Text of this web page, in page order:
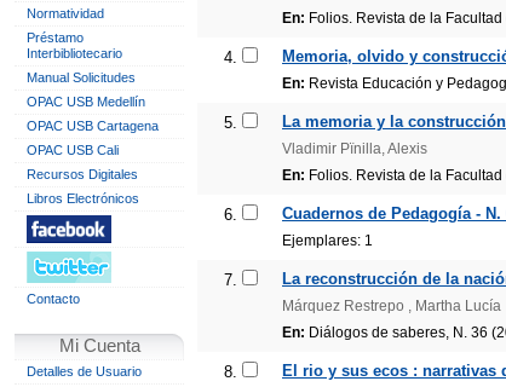
Normatividad
Préstamo
Interbibliotecario
Manual Solicitudes
OPAC USB Medellín
OPAC USB Cartagena
OPAC USB Cali
Recursos Digitales
Libros Electrónicos
Contacto
Mi Cuenta
Detalles de Usuario
En: Folios. Revista de la
4. Memoria, olvido y
En: Revista Educación y
5. La memoria y la
Vladimir Pïnilla, Alexis
En: Folios. Revista de la
6. Cuadernos de Pedagogía - N.
Ejemplares: 1
7. La reconstrucción de la
Márquez Restrepo , Martha Lucía
En: Diálogos de saberes, N. 36
8. El rio y sus ecos : narrativas